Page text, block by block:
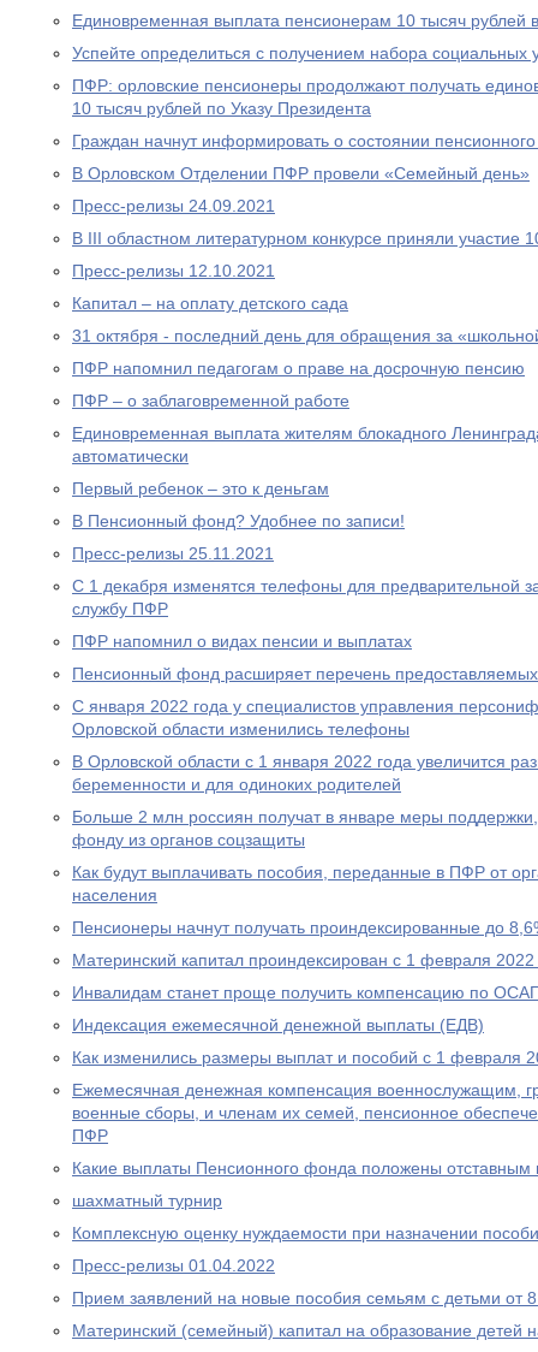
Единовременная выплата пенсионерам 10 тысяч рублей
Успейте определиться с получением набора социальных
ПФР: орловские пенсионеры продолжают получать
10 тысяч рублей по Указу Президента
Граждан начнут информировать о состоянии
В Орловском Отделении ПФР провели «Семейный день»
Пресс-релизы 24.09.2021
В III областном литературном конкурсе приняли участие
Пресс-релизы 12.10.2021
Капитал – на оплату детского сада
31 октября - последний день для обращения за
ПФР напомнил педагогам о праве на досрочную пенсию
ПФР – о заблаговременной работе
Единовременная выплата жителям блокадного
автоматически
Первый ребенок – это к деньгам
В Пенсионный фонд? Удобнее по записи!
Пресс-релизы 25.11.2021
С 1 декабря изменятся телефоны для предварительной
службу ПФР
ПФР напомнил о видах пенсии и выплатах
Пенсионный фонд расширяет перечень
С января 2022 года у специалистов управления
Орловской области изменились телефоны
В Орловской области с 1 января 2022 года увеличится
беременности и для одиноких родителей
Больше 2 млн россиян получат в январе меры
фонду из органов соцзащиты
Как будут выплачивать пособия, переданные в ПФР от
населения
Пенсионеры начнут получать проиндексированные до
Материнский капитал проиндексирован с 1 февраля 2022
Инвалидам станет проще получить компенсацию по
Индексация ежемесячной денежной выплаты (ЕДВ)
Как изменились размеры выплат и пособий с 1 февраля
Ежемесячная денежная компенсация военнослужащим,
военные сборы, и членам их семей, пенсионное
ПФР
Какие выплаты Пенсионного фонда положены
шахматный турнир
Комплексную оценку нуждаемости при назначении
Пресс-релизы 01.04.2022
Прием заявлений на новые пособия семьям с детьми от
Материнский (семейный) капитал на образование детей